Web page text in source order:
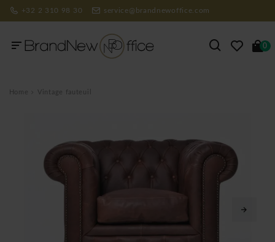
+32 2 310 98 30 service@brandnewoffice.com
0
Home Vintage fauteuil